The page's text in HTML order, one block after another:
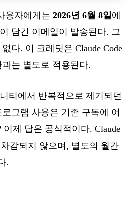
용자에게는 2026년 6월 8일 에
담긴 이메일이 발송된다. 그
다. 이 크레딧은 Claude Code
는 별도로 적용된다.
티에서 반복적으로 제기되던
그램 사용은 기존 구독에 어
이제 답은 공식적이다. Claude
감되지 않으며, 별도의 월간
.